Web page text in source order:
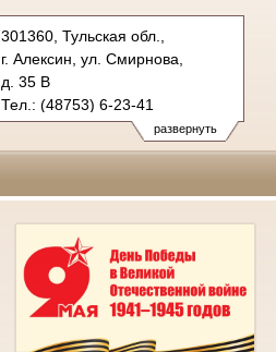
развернуть
301360, Тульская обл.,
г. Алексин, ул. Смирнова,
д. 35 В
Тел.: (48753) 6-23-41
aleksinsky.tula@sudrf.ru